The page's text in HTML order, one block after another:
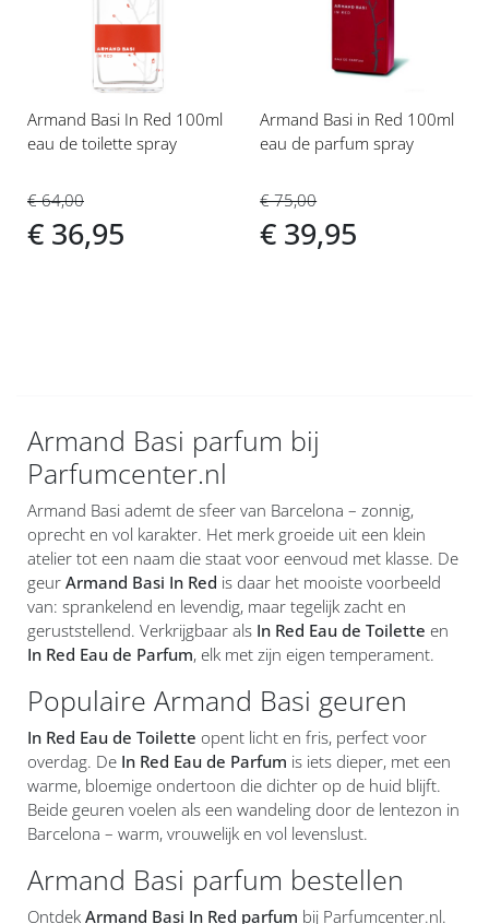
verlanglijst
Armand Basi In Red 100ml
eau de toilette spray
€ 64,00
€ 36,95
verlanglijst
Armand Basi in Red 100ml
eau de parfum spray
€ 75,00
€ 39,95
Armand Basi parfum bij
Parfumcenter.nl
Armand Basi ademt de sfeer van Barcelona – zonnig,
oprecht en vol karakter. Het merk groeide uit een klein
atelier tot een naam die staat voor eenvoud met klasse. De
geur Armand Basi In Red is daar het mooiste voorbeeld
van: sprankelend en levendig, maar tegelijk zacht en
geruststellend. Verkrijgbaar als In Red Eau de Toilette en
In Red Eau de Parfum, elk met zijn eigen temperament.
Populaire Armand Basi geuren
In Red Eau de Toilette opent licht en fris, perfect voor
overdag. De In Red Eau de Parfum is iets dieper, met een
warme, bloemige ondertoon die dichter op de huid blijft.
Beide geuren voelen als een wandeling door de lentezon in
Barcelona – warm, vrouwelijk en vol levenslust.
Armand Basi parfum bestellen
Ontdek Armand Basi In Red parfum bij Parfumcenter.nl.